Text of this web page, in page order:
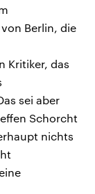
Berlin, die
Kritiker, das
sei aber
Schorcht
nichts